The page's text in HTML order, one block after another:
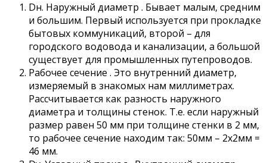
Dн. Наружный диаметр . Бывает малым, средним
и большим. Первый используется при прокладке
бытовых коммуникаций, второй – для
городского водовода и канализации, а большой
существует для промышленных путепроводов.
Рабочее сечение . Это внутренний диаметр,
измеряемый в знакомых нам миллиметрах.
Рассчитывается как разность наружного
диаметра и толщины стенок. Т.е. если наружный
размер равен 50 мм при толщине стенки в 2 мм,
то рабочее сечение находим так: 50мм – 2х2мм =
46 мм.